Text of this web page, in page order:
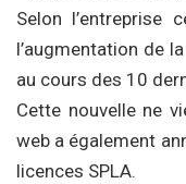
Selon
l’augmentation de
au cours des 10
Cette nouvelle ne
web a également
licences SPLA.